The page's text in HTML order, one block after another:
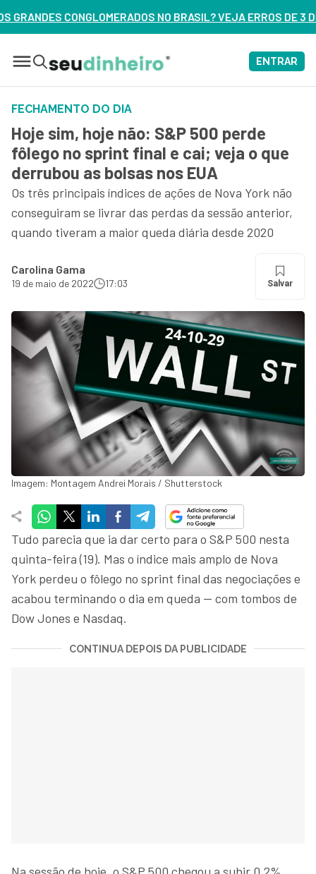
NO BRASIL? VEJA ERROS DE 3 DELES – ASSISTA AGORA
ENTRAR
FECHAMENTO DO DIA
Hoje sim, hoje não: S&P 500 perde
fôlego no sprint final e cai; veja o que
derrubou as bolsas nos EUA
Os três principais índices de ações de Nova York não
conseguiram se livrar das perdas da sessão anterior,
quando tiveram a maior queda diária desde 2020
Carolina Gama
19 de maio de 2022 17:03 Salvar
Imagem: Montagem Andrei Morais / Shutterstock
Tudo parecia que ia dar certo para o S&P 500 nesta
quinta-feira (19). Mas o índice mais amplo de Nova
York perdeu o fôlego no sprint final das negociações e
acabou terminando o dia em queda — com tombos de
Dow Jones e Nasdaq.
CONTINUA DEPOIS DA PUBLICIDADE